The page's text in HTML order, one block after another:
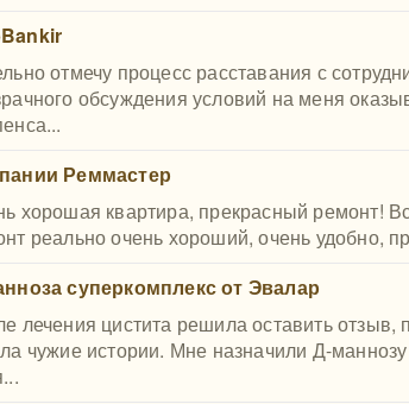
отмечу процесс расставания с
обсуждения условий на меня
Реммастер
хорошая квартира, прекрасный ремонт!
реально очень хороший, очень удобно,
суперкомплекс от Эвалар
лечения цистита решила оставить отзыв,
чужие истории. Мне назначили Д-